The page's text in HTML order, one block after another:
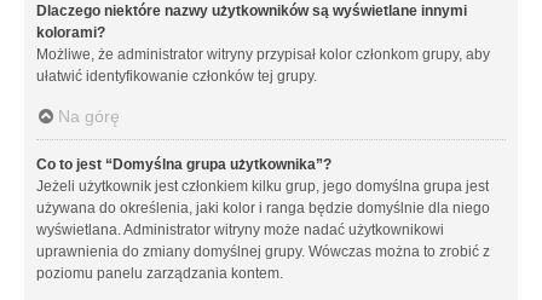
Dlaczego niektóre nazwy użytkowników są wyświetlane innymi
kolorami?
Możliwe, że administrator witryny przypisał kolor członkom grupy, aby
ułatwić identyfikowanie członków tej grupy.
Na górę
Co to jest “Domyślna grupa użytkownika”?
Jeżeli użytkownik jest członkiem kilku grup, jego domyślna grupa jest
używana do określenia, jaki kolor i ranga będzie domyślnie dla niego
wyświetlana. Administrator witryny może nadać użytkownikowi
uprawnienia do zmiany domyślnej grupy. Wówczas można to zrobić z
poziomu panelu zarządzania kontem.